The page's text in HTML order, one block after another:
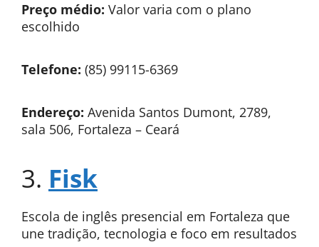
Preço médio: Valor varia com o plano
escolhido
Telefone: (85) 99115-6369
Endereço: Avenida Santos Dumont, 2789,
sala 506​, Fortaleza – Ceará
3. Fisk
Escola de inglês presencial em Fortaleza que
une tradição, tecnologia e foco em resultados